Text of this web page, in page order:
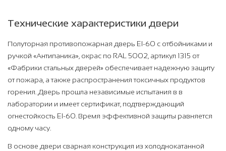
Технические характеристики двери
Полуторная противопожарная дверь EI-60 с отбойниками и
ручкой «Антипаника», окрас по RAL 5002, артикул 1315 от
«Фабрики стальных дверей» обеспечивает надежную защиту
от пожара, а также распространения токсичных продуктов
горения. Дверь прошла независимые испытания в в
лаборатории и имеет сертификат, подтверждающий
огнестойкость EI-60. Время эффективной защиты равняется
одному часу.
В основе двери сварная конструкция из холоднокатанной